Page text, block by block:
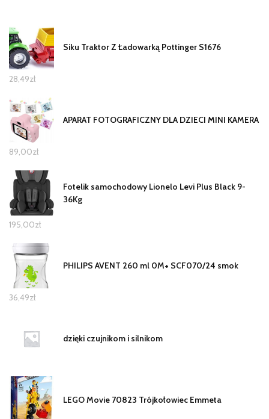
Siku Traktor Z Ładowarką Pottinger S1676
28,49zł
APARAT FOTOGRAFICZNY DLA DZIECI MINI KAMERA
89,00zł
Fotelik samochodowy Lionelo Levi Plus Black 9-
36Kg
195,00zł
PHILIPS AVENT 260 ml 0M+ SCF070/24 smok
36,49zł
dzięki czujnikom i silnikom
LEGO Movie 70823 Trójkołowiec Emmeta